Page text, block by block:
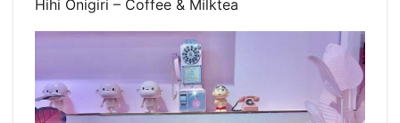
Hihi Onigiri – Coffee & Milktea